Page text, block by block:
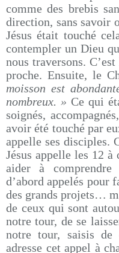
comme des brebis
direction, sans savoir
Jésus était touché
contempler un Dieu
nous traversons.
proche. Ensuite, le
moisson est
nombreux. » Ce qui
soignés,
avoir été touché par
appelle ses disciples.
Jésus appelle les 12 à
aider à
d’abord appelés pour
des grands projets…
de ceux qui sont
notre tour, de se
notre tour, saisis de
adresse cet appel à